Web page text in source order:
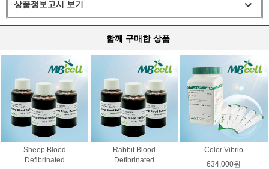
상품정보고시 보기
함께 구매한 상품
Sheep Blood
Defibrinated
Rabbit Blood
Defibrinated
Color Vibrio
634,000원